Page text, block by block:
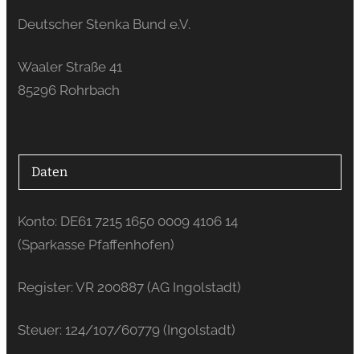
Deutscher Stenka Bund e.V.
Waaler Straße 41
85296 Rohrbach
Daten
Konto: DE61 7215 1650 0009 4106 14
(Sparkasse Pfaffenhofen)
Register: VR 200887 (AG Ingolstadt)
Steuer: 124/107/60779 (Ingolstadt)